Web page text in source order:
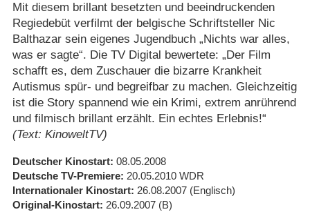
Mit diesem brillant besetzten und beeindruckenden
Regiedebüt verfilmt der belgische Schriftsteller Nic
Balthazar sein eigenes Jugendbuch „Nichts war alles,
was er sagte“. Die TV Digital bewertete: „Der Film
schafft es, dem Zuschauer die bizarre Krankheit
Autismus spür- und begreifbar zu machen. Gleichzeitig
ist die Story spannend wie ein Krimi, extrem anrührend
und filmisch brillant erzählt. Ein echtes Erlebnis!“
(Text: KinoweltTV)
Deutscher Kinostart 08.05.2008
Deutsche TV-Premiere 20.05.2010 WDR
Internationaler Kinostart 26.08.2007 (Englisch)
Original-Kinostart 26.09.2007 (B)